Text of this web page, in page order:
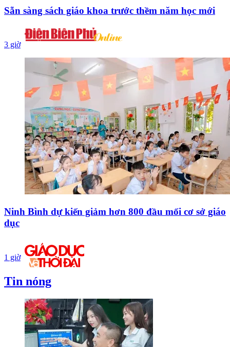
Sẵn sàng sách giáo khoa trước thềm năm học mới
3 giờ
Ninh Bình dự kiến giảm hơn 800 đầu mối cơ sở giáo
dục
1 giờ
Tin nóng